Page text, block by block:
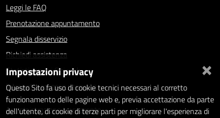
Leggi le FAQ
Prenotazione appuntamento
Segnala disservizio
Richiedi assistenza
Statistiche dei Siti web
Intranet - accesso riservato
Amministrazione trasparente
×
Impostazioni privacy
Questo Sito fa uso di cookie tecnici necessari al corretto
funzionamento delle pagine web e, previa accettazione da parte
dell'utente, di cookie di terze parti per migliorare l'esperienza di